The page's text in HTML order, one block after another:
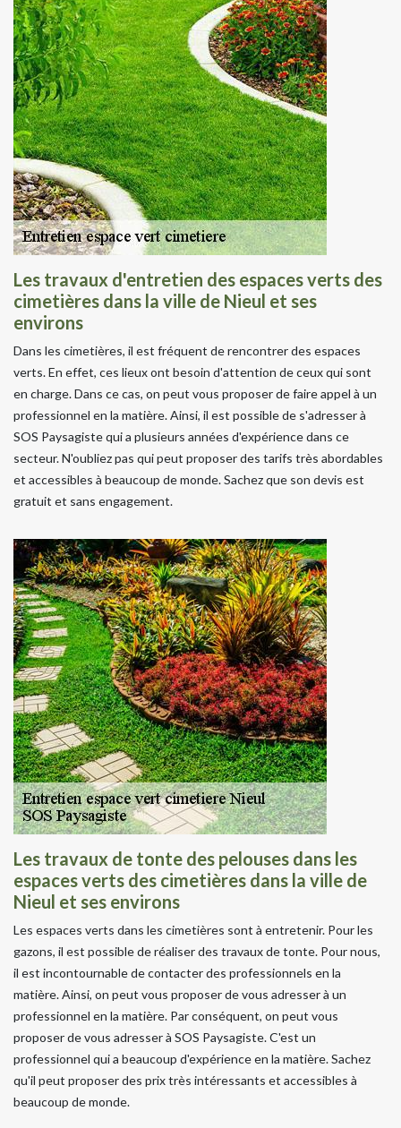
Les travaux d'entretien des espaces verts des
cimetières dans la ville de Nieul et ses
environs
Dans les cimetières, il est fréquent de rencontrer des espaces
verts. En effet, ces lieux ont besoin d'attention de ceux qui sont
en charge. Dans ce cas, on peut vous proposer de faire appel à un
professionnel en la matière. Ainsi, il est possible de s'adresser à
SOS Paysagiste qui a plusieurs années d'expérience dans ce
secteur. N'oubliez pas qui peut proposer des tarifs très abordables
et accessibles à beaucoup de monde. Sachez que son devis est
gratuit et sans engagement.
Les travaux de tonte des pelouses dans les
espaces verts des cimetières dans la ville de
Nieul et ses environs
Les espaces verts dans les cimetières sont à entretenir. Pour les
gazons, il est possible de réaliser des travaux de tonte. Pour nous,
il est incontournable de contacter des professionnels en la
matière. Ainsi, on peut vous proposer de vous adresser à un
professionnel en la matière. Par conséquent, on peut vous
proposer de vous adresser à SOS Paysagiste. C'est un
professionnel qui a beaucoup d'expérience en la matière. Sachez
qu'il peut proposer des prix très intéressants et accessibles à
beaucoup de monde.